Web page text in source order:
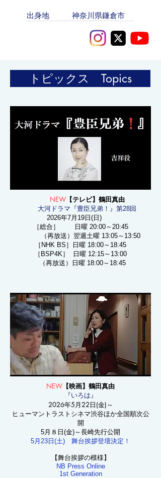
出身地 神奈川県鎌倉市
トピックス Topics
NEW【テレビ】鶴田真由
大河ドラマ『豊臣兄弟！』第28回
2026年7月19日(日)
［総合］ 日曜 20:00～20:45
（再放送）翌週土曜 13:05～13:50
［NHK BS］日曜 18:00～18:45
［BSP4K］ 日曜 12:15～13:00
（再放送）日曜 18:00～18:45
NEW 【映画】鶴田真由
『いろは』
2026年5月22日(金)～
ヒューマントラストシネマ渋谷ほか全国順次公
開
5月８日(金)～長崎先行公開
5月23日(土) 舞台挨拶登壇決定！
【​舞台挨拶の模様】
NB Press Online
1st Generation